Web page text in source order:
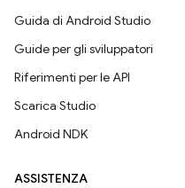
Guida di Android Studio
Guide per gli sviluppatori
Riferimenti per le API
Scarica Studio
Android NDK
ASSISTENZA